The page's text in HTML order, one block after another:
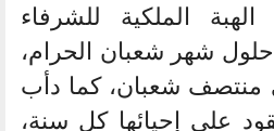
الملكية للشرفاء
حلول شهر شعبان الحرام،
منتصف شعبان، كما دأب
على إحيائها كل سنة،